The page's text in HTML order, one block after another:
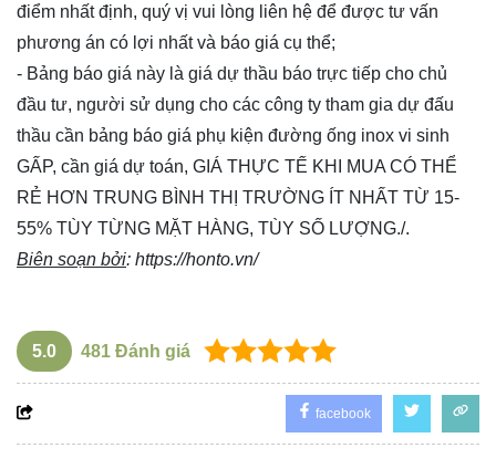
điểm nhất định, quý vị vui lòng liên hệ để được tư vấn
phương án có lợi nhất và báo giá cụ thể;
- Bảng báo giá này là giá dự thầu báo trực tiếp cho chủ
đầu tư, người sử dụng cho các công ty tham gia dự đấu
thầu cần bảng báo giá phụ kiện đường ống inox vi sinh
GẤP, cần giá dự toán, GIÁ THỰC TẾ KHI MUA CÓ THỂ
RẺ HƠN TRUNG BÌNH THỊ TRƯỜNG ÍT NHẤT TỪ 15-
55% TÙY TỪNG MẶT HÀNG, TÙY SỐ LƯỢNG./.
Biên soạn bởi: https://honto.vn/
5.0 481 Đánh giá
facebook